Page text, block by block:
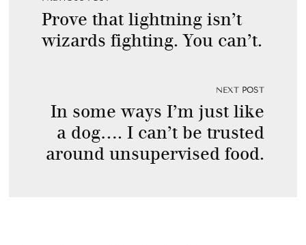
Prove that lightning isn’t
wizards fighting. You can’t.
NEXT POST
In some ways I’m just like
a dog…. I can’t be trusted
around unsupervised food.